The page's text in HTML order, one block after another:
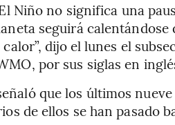
Niño no significa una
seguirá calentándose
dijo el lunes el
por sus siglas en
que los últimos
de ellos se han pasado